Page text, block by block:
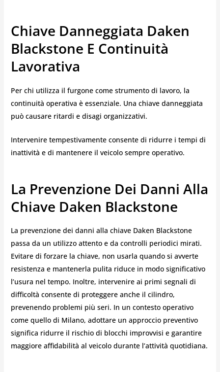
Chiave Danneggiata Daken
Blackstone E Continuità
Lavorativa
Per chi utilizza il furgone come strumento di lavoro, la
continuità operativa è essenziale. Una chiave danneggiata
può causare ritardi e disagi organizzativi.
Intervenire tempestivamente consente di ridurre i tempi di
inattività e di mantenere il veicolo sempre operativo.
La Prevenzione Dei Danni Alla
Chiave Daken Blackstone
La prevenzione dei danni alla chiave Daken Blackstone
passa da un utilizzo attento e da controlli periodici mirati.
Evitare di forzare la chiave, non usarla quando si avverte
resistenza e mantenerla pulita riduce in modo significativo
l’usura nel tempo. Inoltre, intervenire ai primi segnali di
difficoltà consente di proteggere anche il cilindro,
prevenendo problemi più seri. In un contesto operativo
come quello di Milano, adottare un approccio preventivo
significa ridurre il rischio di blocchi improvvisi e garantire
maggiore affidabilità al veicolo durante l’attività quotidiana.